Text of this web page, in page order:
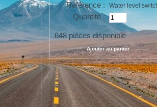
Référence : Water level
Quantité :
648 pièces disponible